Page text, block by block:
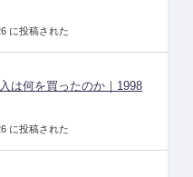
に投稿された
は何を買ったのか｜1998
に投稿された